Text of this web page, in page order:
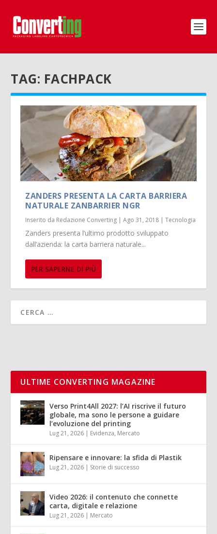
TAG: FACHPACK
ZANDERS PRESENTA LA CARTA BARRIERA
NATURALE ZANBARRIER NGR
Inserito da Redazione Converting |Ago 31, 2018 |Tecnologia
Zanders presenta l’ultimo prodotto sviluppato
dall’azienda: la carta barriera naturale...
PER SAPERNE DI PIÙ
ULTIME CONVERTING MAGAZINE
Verso Print4All 2027: l’AI riscrive il futuro
globale, ma sono le persone a guidare
l’evoluzione del printing
Lug 21, 2026 | Evidenza, Mercato
Ripensare e innovare: la sfida di Plastik
Lug 21, 2026 | Storie di successo
Video 2026: il contenuto che connette
carta, digitale e relazione
Lug 21, 2026 | Mercato